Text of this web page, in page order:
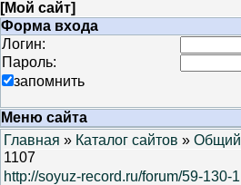
[Мой сайт]
Форма входа
Логин:
Пароль:
запомнить
Меню сайта
Главная » Каталог сайтов » Общий
1107
http://soyuz-record.ru/forum/59-130-1